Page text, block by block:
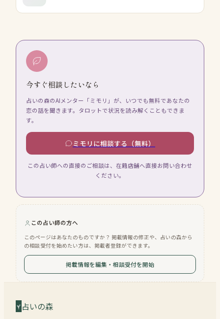
今すぐ相談したいなら
占いの森のAIメンター「ミモリ」が、いつでも無料であなたの
恋の話を聞きます。タロットで状況を読み解くこともできま
す。
ミモリに相談する（無料）
この占い師への直接のご相談は、在籍店舗へ直接お問い合わせ
ください。
この占い師の方へ
このページはあなたのものですか？ 掲載情報の修正や、占いの森から
の相談受付を始めたい方は、掲載者登録ができます。
掲載情報を編集・相談受付を開始
占いの森